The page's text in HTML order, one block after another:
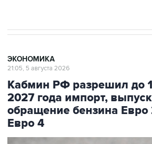
ЭКОНОМИКА
21:05, 5 августа 2026
Кабмин РФ разрешил до
2027 года импорт,
обращение бензина Евро
Евро 4